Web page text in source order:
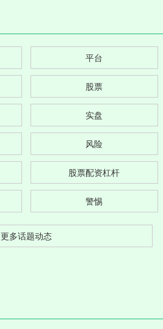
平台
股票
实盘
风险
股票配资杠杆
警惕
更多话题动态